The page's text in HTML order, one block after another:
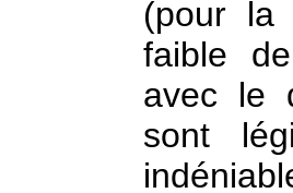
(pour la
faible
avec le
sont